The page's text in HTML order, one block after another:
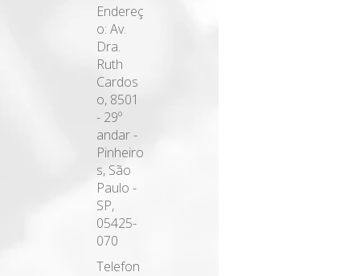
Endereç
o: Av.
Dra.
Ruth
Cardos
o, 8501
- 29º
andar -
Pinheiro
s, São
Paulo -
SP,
05425-
070
Telefon